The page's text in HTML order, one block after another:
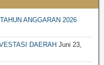
ANGGARAN 2026
DAERAH Juni 23,